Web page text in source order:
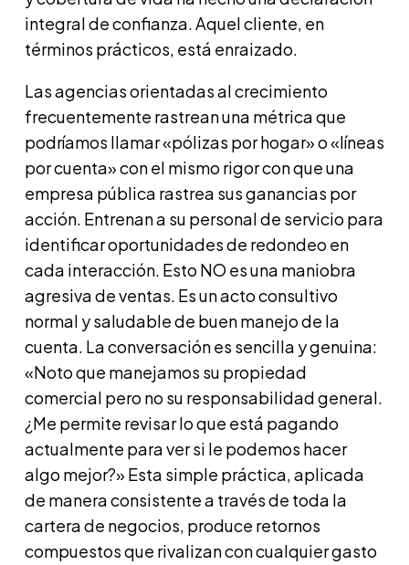
integral de confianza. Aquel cliente, en
términos prácticos, está enraizado.
Las agencias orientadas al crecimiento
frecuentemente rastrean una métrica que
podríamos llamar «pólizas por hogar» o «líneas
por cuenta» con el mismo rigor con que una
empresa pública rastrea sus ganancias por
acción. Entrenan a su personal de servicio para
identificar oportunidades de redondeo en
cada interacción. Esto NO es una maniobra
agresiva de ventas. Es un acto consultivo
normal y saludable de buen manejo de la
cuenta. La conversación es sencilla y genuina:
«Noto que manejamos su propiedad
comercial pero no su responsabilidad general.
¿Me permite revisar lo que está pagando
actualmente para ver si le podemos hacer
algo mejor?» Esta simple práctica, aplicada
de manera consistente a través de toda la
cartera de negocios, produce retornos
compuestos que rivalizan con cualquier gasto